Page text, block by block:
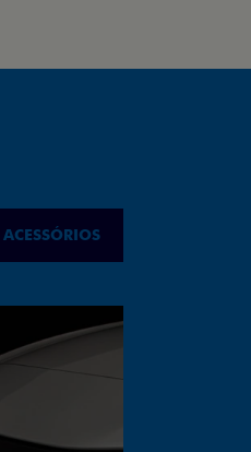
ACESSÓRIOS